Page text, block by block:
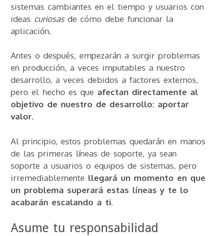
sistemas cambiantes en el tiempo y usuarios con
ideas curiosasde cómo debe funcionar la
aplicación.
Antes o después, empezarán a surgir problemas
en producción, a veces imputables a nuestro
desarrollo, a veces debidos a factores externos,
pero el hecho es que afectan directamente al
objetivo de nuestro de desarrollo: aportar
valor.
Al principio, estos problemas quedarán en manos
de las primeras líneas de soporte, ya sean
soporte a usuarios o equipos de sistemas, pero
irremediablemente llegará un momento en que
un problema superará estas líneas y te lo
acabarán escalando a ti.
Asume tu responsabilidad